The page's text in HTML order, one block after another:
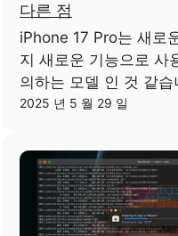
다른 점
iPhone 17 Pro는 새로
지 새로운 기능으로 사
의하는 모델 인 것 같습
2025 년 5 월 29 일